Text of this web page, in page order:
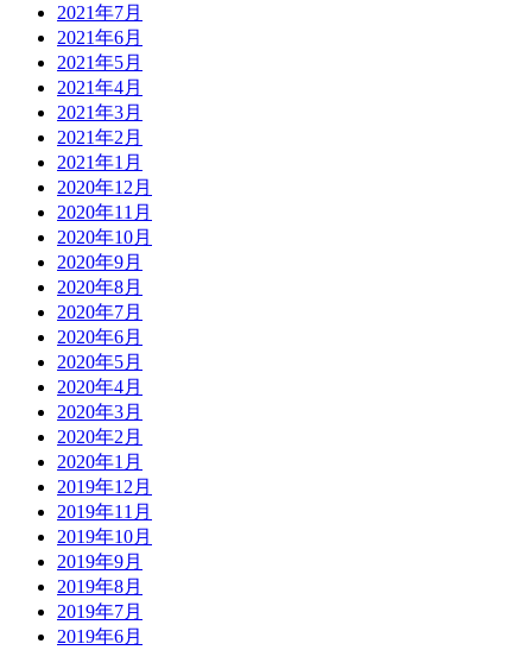
2021年7月
2021年6月
2021年5月
2021年4月
2021年3月
2021年2月
2021年1月
2020年12月
2020年11月
2020年10月
2020年9月
2020年8月
2020年7月
2020年6月
2020年5月
2020年4月
2020年3月
2020年2月
2020年1月
2019年12月
2019年11月
2019年10月
2019年9月
2019年8月
2019年7月
2019年6月